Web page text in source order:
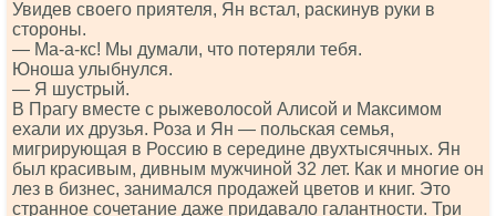
Увидев своего приятеля, Ян встал, раскинув руки в
стороны.
— Ма-а-кс! Мы думали, что потеряли тебя.
Юноша улыбнулся.
— Я шустрый.
В Прагу вместе с рыжеволосой Алисой и Максимом
ехали их друзья. Роза и Ян — польская семья,
мигрирующая в Россию в середине двухтысячных. Ян
был красивым, дивным мужчиной 32 лет. Как и многие он
лез в бизнес, занимался продажей цветов и книг. Это
странное сочетание даже придавало галантности. Три